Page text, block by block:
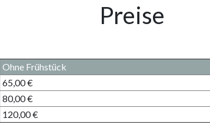
Preise
Ohne Frühstück
65,00 €
80,00 €
120,00 €